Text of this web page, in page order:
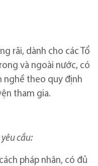
rãi, dành cho các Tổ
và ngoài nước, có
nghề theo quy định
tham gia.
cầu:
pháp nhân, có đủ